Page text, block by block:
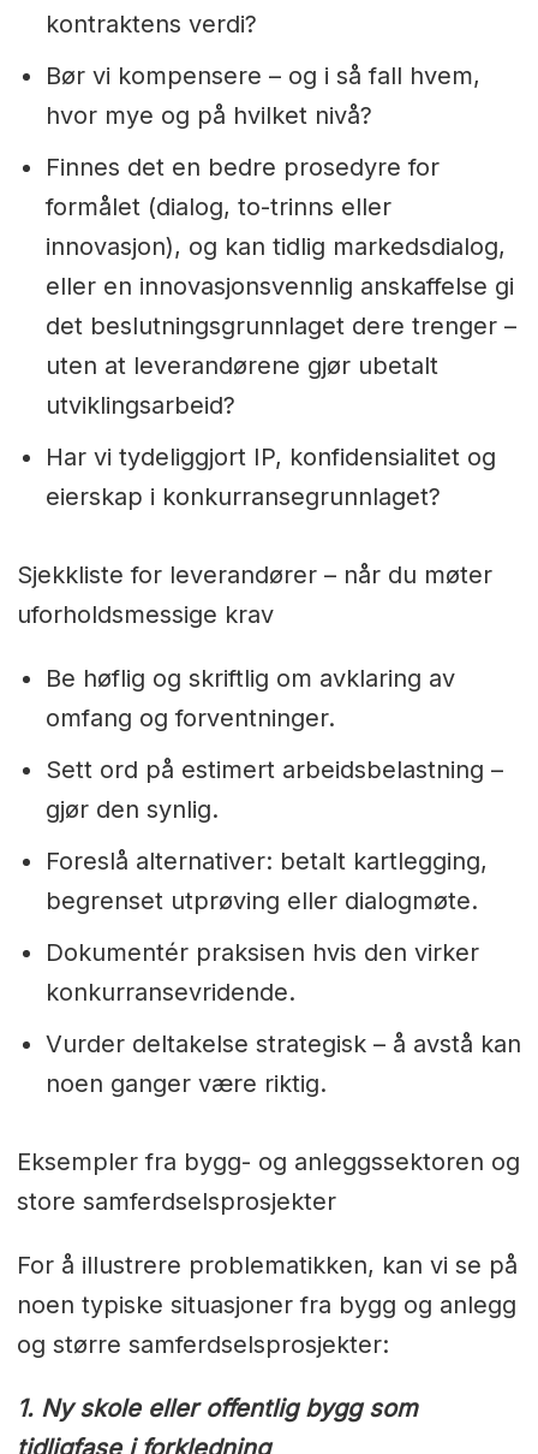
kontraktens verdi?
Bør vi kompensere – og i så fall hvem,
hvor mye og på hvilket nivå?
Finnes det en bedre prosedyre for
formålet (dialog, to-trinns eller
innovasjon), og kan tidlig markedsdialog,
eller en innovasjonsvennlig anskaffelse gi
det beslutningsgrunnlaget dere trenger –
uten at leverandørene gjør ubetalt
utviklingsarbeid?
Har vi tydeliggjort IP, konfidensialitet og
eierskap i konkurransegrunnlaget?
Sjekkliste for leverandører – når du møter
uforholdsmessige krav
Be høflig og skriftlig om avklaring av
omfang og forventninger.
Sett ord på estimert arbeidsbelastning –
gjør den synlig.
Foreslå alternativer: betalt kartlegging,
begrenset utprøving eller dialogmøte.
Dokumentér praksisen hvis den virker
konkurransevridende.
Vurder deltakelse strategisk – å avstå kan
noen ganger være riktig.
Eksempler fra bygg- og anleggssektoren og
store samferdselsprosjekter
For å illustrere problematikken, kan vi se på
noen typiske situasjoner fra bygg og anlegg
og større samferdselsprosjekter:
1. Ny skole eller offentlig bygg som
tidligfase i forkledning